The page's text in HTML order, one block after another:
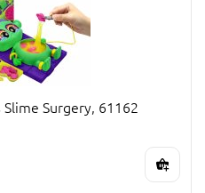
Slime Surgery, 61162